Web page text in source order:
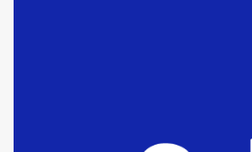
fueron detenidos